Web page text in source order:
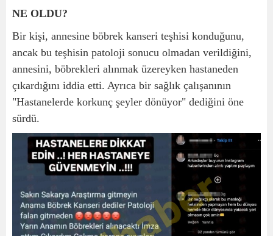
NE OLDU?
Bir kişi, annesine böbrek kanseri teşhisi konduğunu,
ancak bu teşhisin patoloji sonucu olmadan verildiğini,
annesini, böbrekleri alınmak üzereyken hastaneden
çıkardığını iddia etti. Ayrıca bir sağlık çalışanının
"Hastanelerde korkunç şeyler dönüyor" dediğini öne
sürdü.